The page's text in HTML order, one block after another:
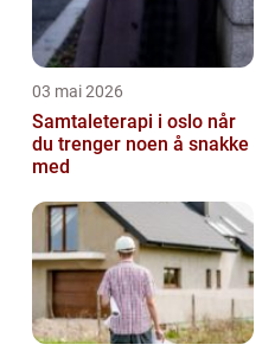
03 mai 2026
Samtaleterapi i oslo når
du trenger noen å snakke
med